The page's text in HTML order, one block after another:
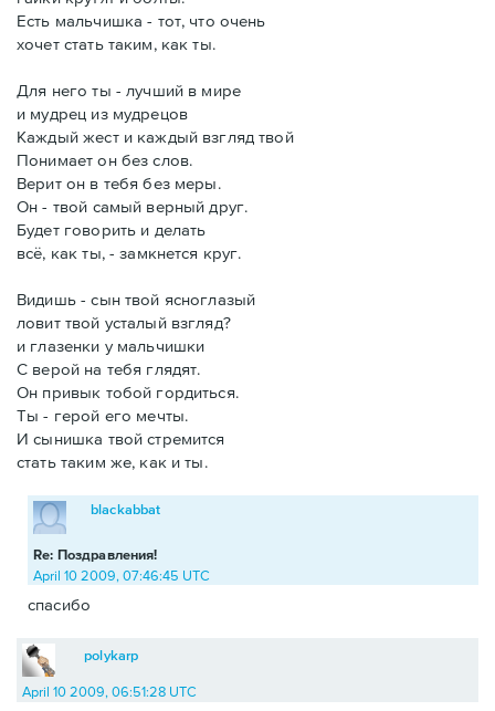
Есть мальчишка - тот, что очень
хочет стать таким, как ты.
Для него ты - лучший в мире
и мудрец из мудрецов
Каждый жест и каждый взгляд твой
Понимает он без слов.
Верит он в тебя без меры.
Он - твой самый верный друг.
Будет говорить и делать
всё, как ты, - замкнется круг.
Видишь - сын твой ясноглазый
ловит твой усталый взгляд?
и глазенки у мальчишки
С верой на тебя глядят.
Он привык тобой гордиться.
Ты - герой его мечты.
И сынишка твой стремится
стать таким же, как и ты.
Re: Поздравления!
blackabbat
April 10 2009, 07:46:45 UTC
спасибо
polykarp
April 10 2009, 06:51:28 UTC